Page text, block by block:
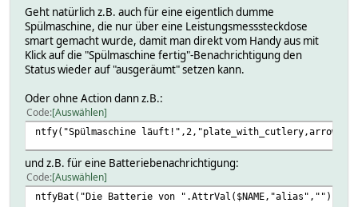
my $jsonheader = "headers.Content-
# Build action header
if (defined $cmd1) {
$actions = "$type, $button1, $url, $jsonheader,
if (defined $cmd2) {
$actions .= "; $type, $button2, $url,
}
$actions .= "; $type, $button3, $url,
}
# Add header
Geht natürlich z.B. auch für eine eigentlich dumme
Spülmaschine, die nur über eine Leistungsmesssteckdose
smart gemacht wurde, damit man direkt vom Handy aus mit
Klick auf die "Spülmaschine fertig"-Benachrichtigung den
Status wieder auf "ausgeräumt" setzen kann.
Oder ohne Action dann z.B.:
Code Auswählen
ntfy("Spülmaschine
und z.B. für eine Batteriebenachrichtigung:
Code Auswählen
ntfyBat("Die Batterie von ".AttrVal($NAME,"alias","")."